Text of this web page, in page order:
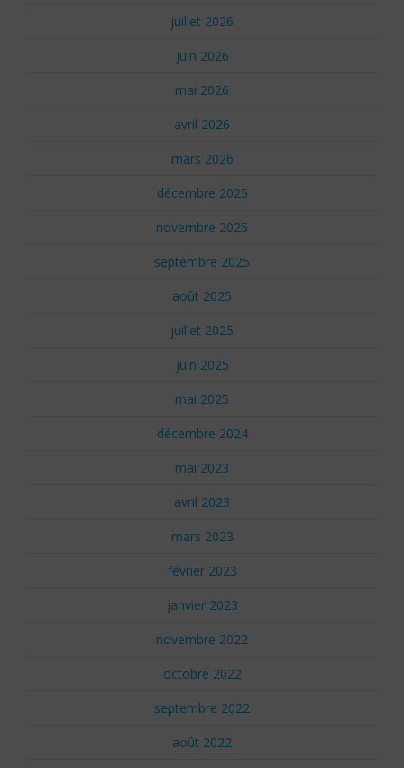
juillet 2026
juin 2026
mai 2026
avril 2026
mars 2026
décembre 2025
novembre 2025
septembre 2025
août 2025
juillet 2025
juin 2025
mai 2025
décembre 2024
mai 2023
avril 2023
mars 2023
février 2023
janvier 2023
novembre 2022
octobre 2022
septembre 2022
août 2022